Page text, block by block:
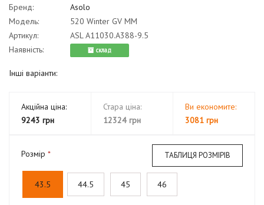
Бренд:
Asolo
Модель:
520 Winter GV MM
Артикул:
ASL A11030.А388-9.5
Наявність:
cклад
Інші варіанти:
Акційна ціна:
9243 грн
Стара ціна:
12324 грн
Ви економите:
3081 грн
Розмір ТАБЛИЦЯ РОЗМІРІВ
43.5 44.5 45 46